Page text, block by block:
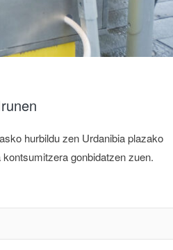
hurbildu zen Urdanibia plazako
gonbidatzen zuen.